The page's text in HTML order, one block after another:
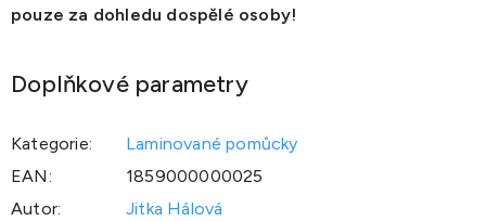
pouze za dohledu dospělé osoby!
Doplňkové parametry
Kategorie:
Laminované pomůcky
EAN:
1859000000025
Autor:
Jitka Hálová